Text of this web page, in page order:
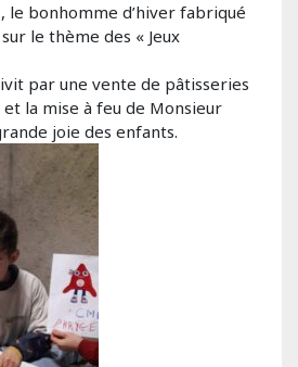
le bonhomme d’hiver fabriqué
le thème des « Jeux
par une vente de pâtisseries
et la mise à feu de Monsieur
joie des enfants.